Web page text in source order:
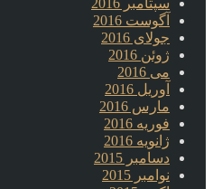
سپتامبر 2016
آگوست 2016
جولای 2016
ژوئن 2016
می 2016
آوریل 2016
مارس 2016
فوریه 2016
ژانویه 2016
دسامبر 2015
نوامبر 2015